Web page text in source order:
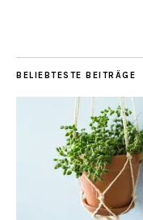
BELIEBTESTE BEITRÄGE